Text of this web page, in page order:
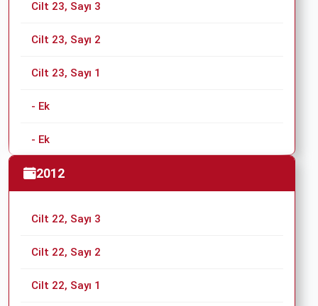
Cilt 23, Sayı 3
Cilt 23, Sayı 2
Cilt 23, Sayı 1
- Ek
- Ek
2012
Cilt 22, Sayı 3
Cilt 22, Sayı 2
Cilt 22, Sayı 1